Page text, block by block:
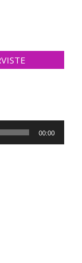
00:00